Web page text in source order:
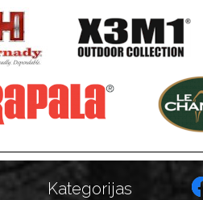
Kategorijas